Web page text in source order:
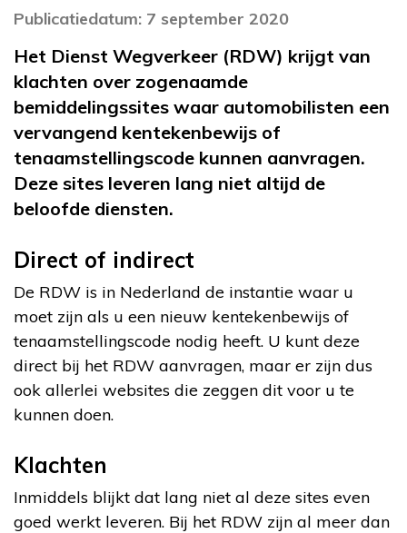
Publicatiedatum: 7 september 2020
Het Dienst Wegverkeer (RDW) krijgt van
klachten over zogenaamde
bemiddelingssites waar automobilisten een
vervangend kentekenbewijs of
tenaamstellingscode kunnen aanvragen.
Deze sites leveren lang niet altijd de
beloofde diensten.
Direct of indirect
De RDW is in Nederland de instantie waar u
moet zijn als u een nieuw kentekenbewijs of
tenaamstellingscode nodig heeft. U kunt deze
direct bij het RDW aanvragen, maar er zijn dus
ook allerlei websites die zeggen dit voor u te
kunnen doen.
Klachten
Inmiddels blijkt dat lang niet al deze sites even
goed werkt leveren. Bij het RDW zijn al meer dan